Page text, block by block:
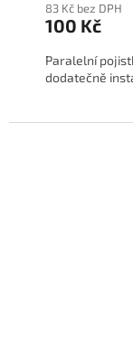
83 Kč bez DPH
100 Kč
Paralelní
dodatečně